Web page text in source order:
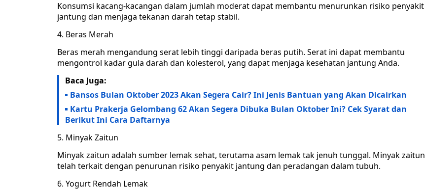
Konsumsi kacang-kacangan dalam jumlah moderat dapat membantu menurunkan risiko penyakit
jantung dan menjaga tekanan darah tetap stabil.
Beras Merah
Beras merah mengandung serat lebih tinggi daripada beras putih. Serat ini dapat membantu
mengontrol kadar gula darah dan kolesterol, yang dapat menjaga kesehatan jantung Anda.
Baca Juga:
Bansos Bulan Oktober 2023 Akan Segera Cair? Ini Jenis Bantuan yang Akan Dicairkan
Kartu Prakerja Gelombang 62 Akan Segera Dibuka Bulan Oktober Ini? Cek Syarat dan
Berikut Ini Cara Daftarnya
Minyak Zaitun
Minyak zaitun adalah sumber lemak sehat, terutama asam lemak tak jenuh tunggal. Minyak zaitun
telah terkait dengan penurunan risiko penyakit jantung dan peradangan dalam tubuh.
Yogurt Rendah Lemak